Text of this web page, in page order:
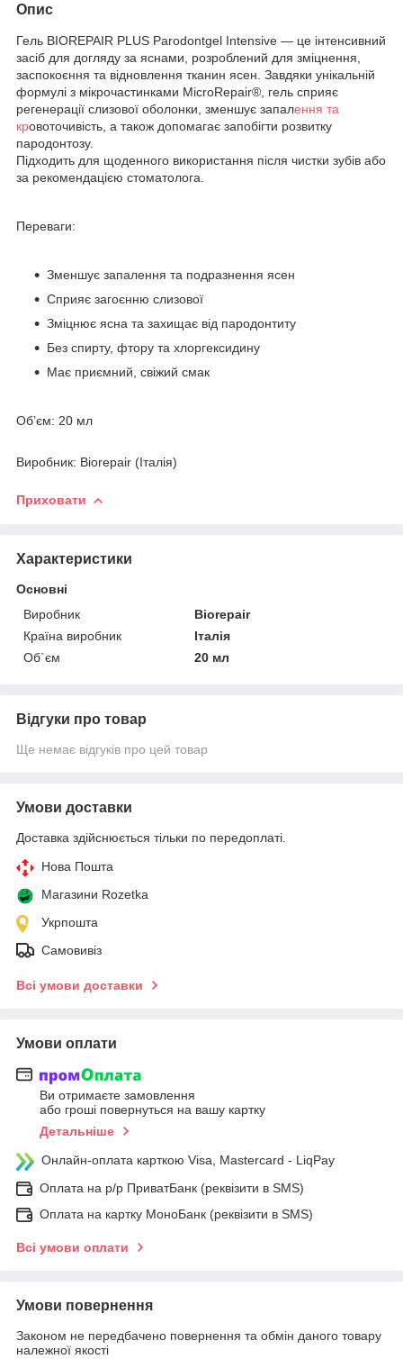
Опис
Гель BIOREPAIR PLUS Parodontgel Intensive — це інтенсивний
засіб для догляду за яснами, розроблений для зміцнення,
заспокоєння та відновлення тканин ясен. Завдяки унікальній
формулі з мікрочастинками MicroRepair®, гель сприяє
регенерації слизової оболонки, зменшує запалення та
кровоточивість, а також допомагає запобігти розвитку
пародонтозу.
Підходить для щоденного використання після чистки зубів або
за рекомендацією стоматолога.
Переваги:
Зменшує запалення та подразнення ясен
Сприяє загоєнню слизової
Зміцнює ясна та захищає від пародонтиту
Без спирту, фтору та хлоргексидину
Має приємний, свіжий смак
Об’єм: 20 мл
Виробник: Biorepair (Італія)
Приховати
Характеристики
Основні
Виробник
Biorepair
Країна виробник
Італія
Об`єм
20 мл
Відгуки про товар
Ще немає відгуків про цей товар
Умови доставки
Доставка здійснюється тільки по передоплаті.
Нова Пошта
Магазини Rozetka
Укрпошта
Самовивіз
Всі умови доставки
Умови оплати
Ви отримаєте замовлення
або гроші повернуться на вашу картку
Детальніше
Онлайн-оплата карткою Visa, Mastercard - LiqPay
Оплата на р/р ПриватБанк (реквізити в SMS)
Оплата на картку МоноБанк (реквізити в SMS)
Всі умови оплати
Умови повернення
Законом не передбачено повернення та обмін даного товару
належної якості